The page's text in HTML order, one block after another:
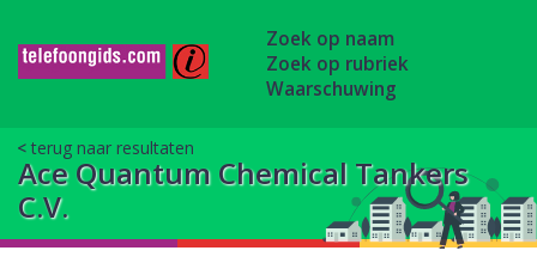
Zoek op naam
Zoek op rubriek
Waarschuwing
terug naar resultaten
Ace Quantum Chemical Tankers
C.V.